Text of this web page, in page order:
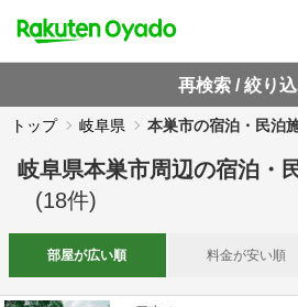
再検索 / 絞り
トップ 岐阜県 本巣市の宿泊・民泊
岐阜県本巣市周辺の宿泊・
(18件)
部屋が広い順 料金が安い順